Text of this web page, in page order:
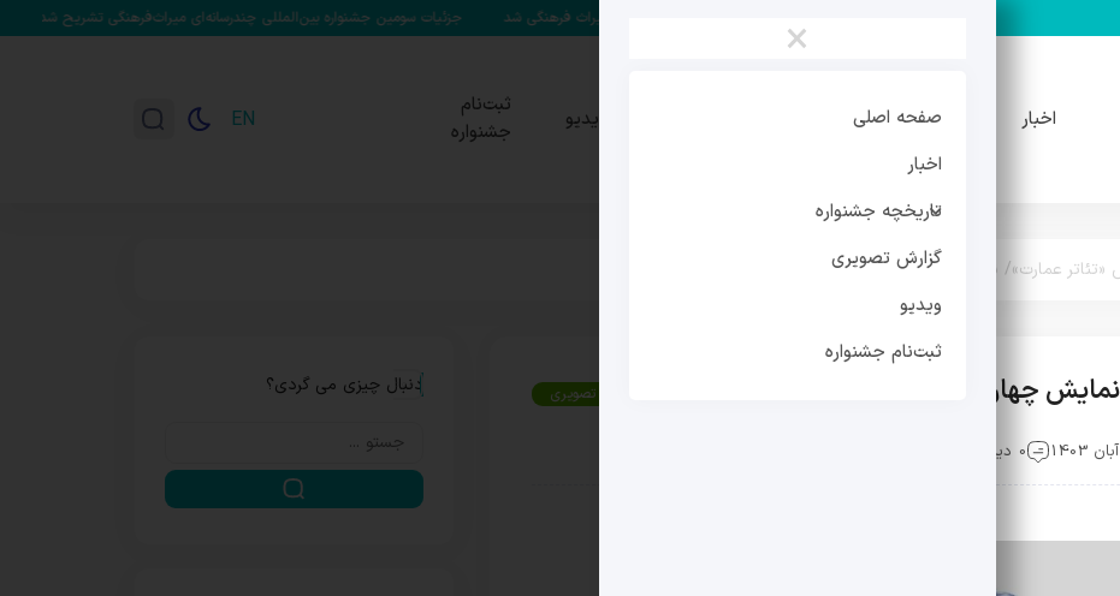
جزئیات سومین جشنواره بین‌المللی چندرسانه‌ای میراث‌فرهنگی تشریح شد/ تابش: هر گامی به سمت
اخبار
تاریخچه
ویدیو
ثبت‌نام
جشنواره
×
صفحه اصلی
اخبار
تاریخچه جشنواره
گزارش تصویری
ویدیو
ثبت‌نام جشنواره
EN
عمارت»/ نمایش چهارم ۱۶ آبان
۱۶ آبان گزارش تصویری
0 دیدگاه
دنبال چیزی می گردی؟